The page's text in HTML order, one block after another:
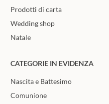
Prodotti di carta
Wedding shop
Natale
CATEGORIE IN EVIDENZA
Nascita e Battesimo
Comunione